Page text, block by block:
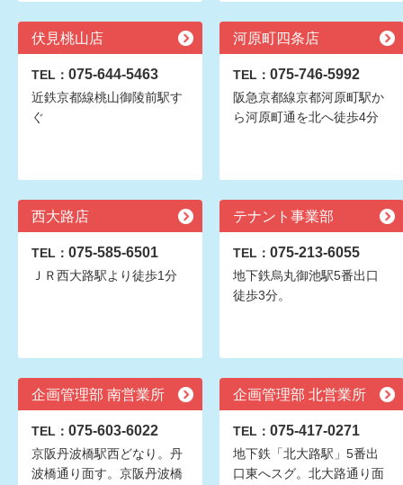
伏見桃山店
TEL： 075-644-5463
近鉄京都線桃山御陵前駅す
ぐ
河原町四条店
TEL： 075-746-5992
阪急京都線京都河原町駅か
ら河原町通を北へ徒歩4分
西大路店
TEL： 075-585-6501
ＪＲ西大路駅より徒歩1分
テナント事業部
TEL： 075-213-6055
地下鉄烏丸御池駅5番出口
徒歩3分。
企画管理部 南営業所
TEL： 075-603-6022
京阪丹波橋駅西どなり。丹
波橋通り面す。京阪丹波橋
企画管理部 北営業所
TEL： 075-417-0271
地下鉄「北大路駅」5番出
口東へスグ。北大路通り面